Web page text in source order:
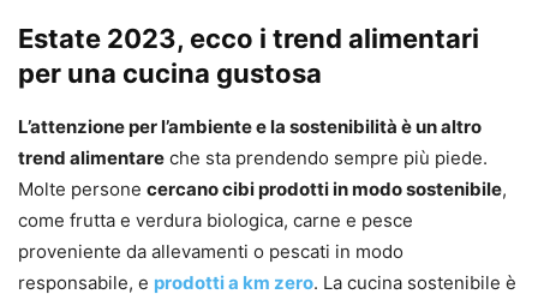
Estate 2023, ecco i trend alimentari
per una cucina gustosa
L’attenzione per l’ambiente e la sostenibilità è un altro
trend alimentare che sta prendendo sempre più piede.
Molte persone cercano cibi prodotti in modo sostenibile,
come frutta e verdura biologica, carne e pesce
proveniente da allevamenti o pescati in modo
responsabile, e prodotti a km zero. La cucina sostenibile è